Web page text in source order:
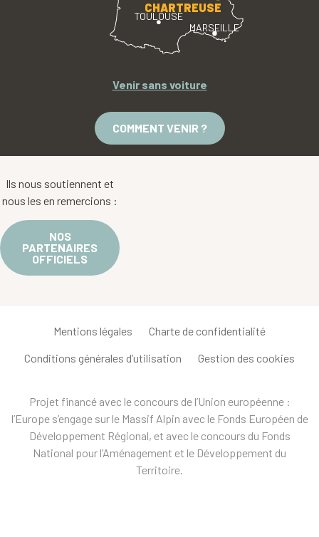
TOULOUSE
MARSEILLE
CHARTREUSE
Venir sans voiture
COMMENT VENIR ?
Ils nous soutiennent et
nous les en remercions :
NOS
PARTENAIRES
OFFICIELS
Mentions légales Charte de confidentialité
Conditions générales d’utilisation Gestion des cookies
Projet financé avec le concours de l’Union européenne :
l’Europe s’engage sur le Massif Alpin avec le Fonds Européen de
Développement Régional, et avec le concours du Fonds
National pour l’Aménagement et le Développement du
Territoire.